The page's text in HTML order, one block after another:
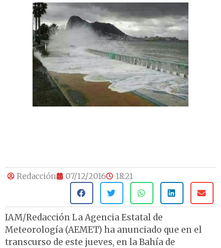
Redacción 07/12/2016 18:21
IAM/Redacción La Agencia Estatal de
Meteorología (AEMET) ha anunciado que en el
transcurso de este jueves, en la Bahía de